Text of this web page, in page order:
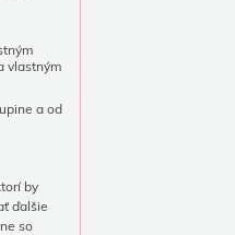
vlastným
a od
by
ďalšie
so